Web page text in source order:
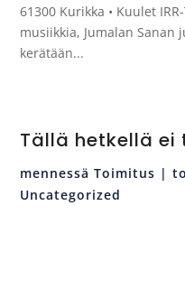
61300 Kurikka • Kuulet
musiikkia, Jumalan Sanan
kerätään...
Tällä hetkellä
mennessäToimitus |
Uncategorized